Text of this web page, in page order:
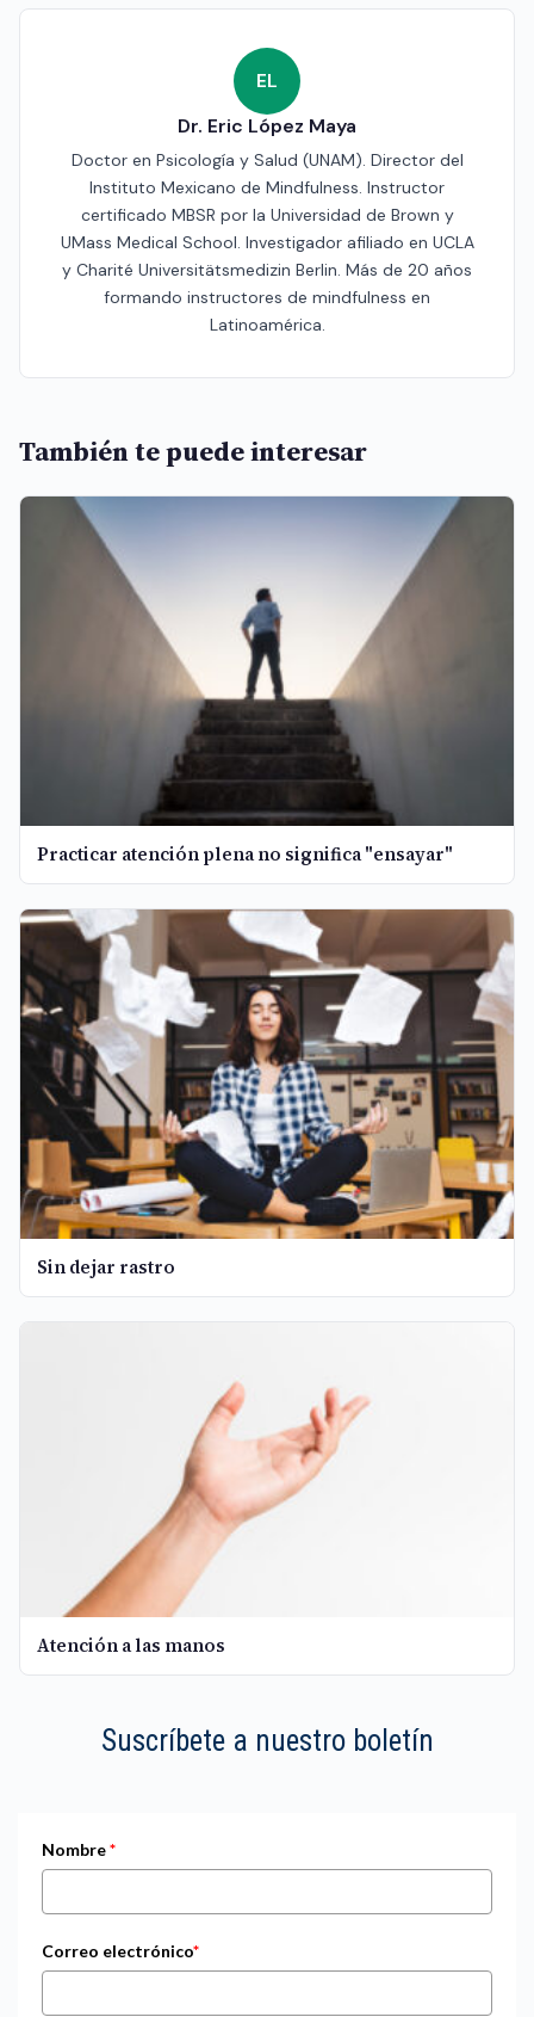
EL
Dr. Eric López Maya
Doctor en Psicología y Salud (UNAM). Director del
Instituto Mexicano de Mindfulness. Instructor
certificado MBSR por la Universidad de Brown y
UMass Medical School. Investigador afiliado en UCLA
y Charité Universitätsmedizin Berlin. Más de 20 años
formando instructores de mindfulness en
Latinoamérica.
También te puede interesar
Practicar atención plena no significa "ensayar"
Sin dejar rastro
Atención a las manos
Suscríbete a nuestro boletín
Nombre*
Correo electrónico*